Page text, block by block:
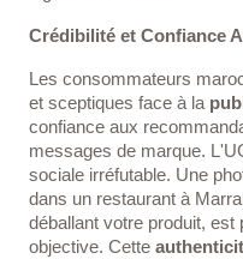
Crédibilité et Confiance
Les consommateurs
et sceptiques face à la
confiance aux
messages de marque.
sociale irréfutable. Une
dans un restaurant à
déballant votre produit,
objective. Cette